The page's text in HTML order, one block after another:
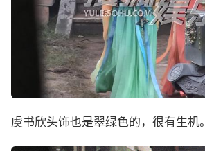
虞书欣头饰也是翠绿色的，很有生机。